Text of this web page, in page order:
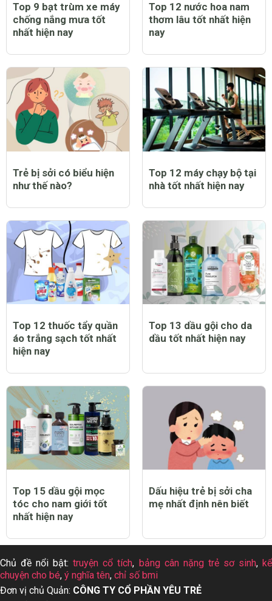
Top 9 bạt trùm xe máy
chống nắng mưa tốt
nhất hiện nay
Top 12 nước hoa nam
thơm lâu tốt nhất hiện
nay
Trẻ bị sởi có biểu hiện
như thế nào?
Top 12 máy chạy bộ tại
nhà tốt nhất hiện nay
Top 12 thuốc tẩy quần
áo trắng sạch tốt nhất
hiện nay
Top 13 dầu gội cho da
dầu tốt nhất hiện nay
Top 15 dầu gội mọc
tóc cho nam giới tốt
nhất hiện nay
Dấu hiệu trẻ bị sởi cha
mẹ nhất định nên biết
Chủ đề nổi bật:truyện cổ tích, bảng cân nặng trẻ sơ sinh, kể
chuyện cho bé, ý nghĩa tên, chỉ số bmi
Đơn vị chủ Quản: CÔNG TY CỔ PHẦN YÊU TRẺ